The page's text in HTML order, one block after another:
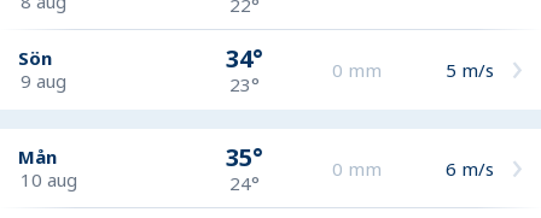
Sön
9 aug
34°
23°
0 mm 5 m/s
Mån
10 aug
35°
24°
0 mm 6 m/s